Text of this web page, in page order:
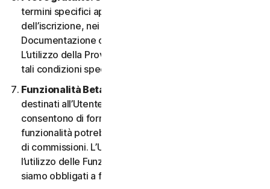
termini specifici applicabili saranno forniti al momento
dell’iscrizione, nei materiali promozionali e/o nella
Documentazione che ne descrivono i dettagli.
L’utilizzo della Prova gratuita è soggetto al rispetto di
tali condizioni specifiche.
Funzionalità Beta.
destinati all’Utente le funzionalità Beta che
consentono di fornire feedback. L’utilizzo di tali
funzionalità potrebbe essere soggetto al pagamento
di commissioni. L’Utente comprende e accetta che
l’utilizzo delle Funzionalità Beta è volontario e non
siamo obbligati a fornire alcuna Funzionalità Beta.